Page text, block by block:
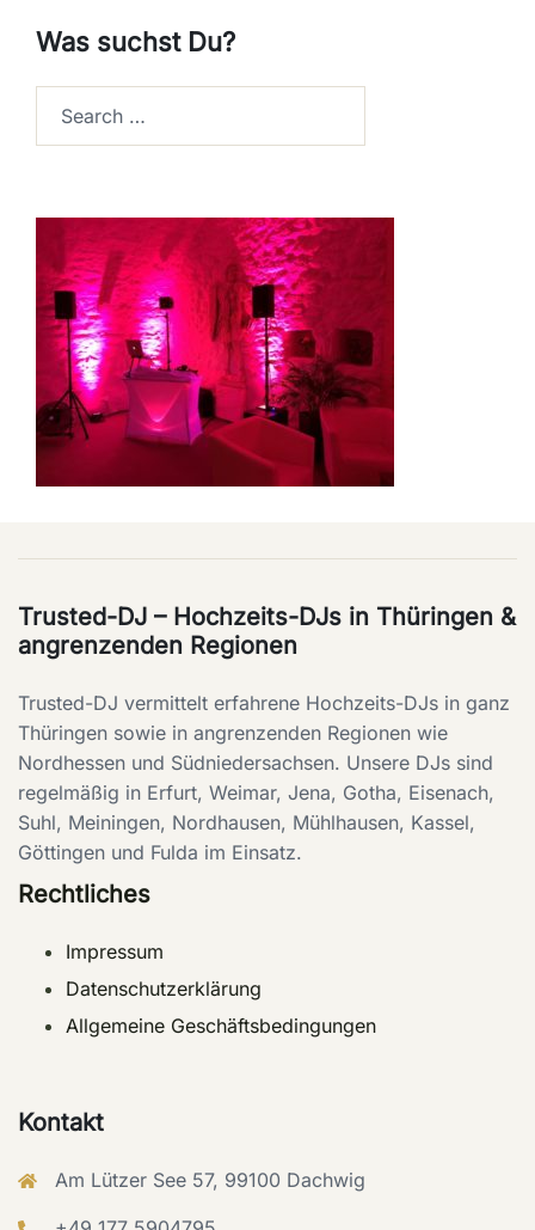
Was suchst Du?
Trusted-DJ – Hochzeits-DJs in Thüringen &
angrenzenden Regionen
Trusted-DJ vermittelt erfahrene Hochzeits-DJs in ganz
Thüringen sowie in angrenzenden Regionen wie
Nordhessen und Südniedersachsen. Unsere DJs sind
regelmäßig in Erfurt, Weimar, Jena, Gotha, Eisenach,
Suhl, Meiningen, Nordhausen, Mühlhausen, Kassel,
Göttingen und Fulda im Einsatz.
Rechtliches
Impressum
Datenschutzerklärung
Allgemeine Geschäftsbedingungen
Kontakt
Am Lützer See 57, 99100 Dachwig